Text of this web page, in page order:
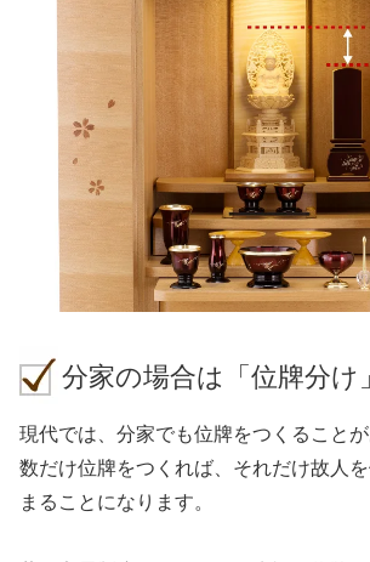
分家の場合は「位牌分け
現代では、分家でも位牌をつくること
数だけ位牌をつくれば、それだけ故人
まることになります。